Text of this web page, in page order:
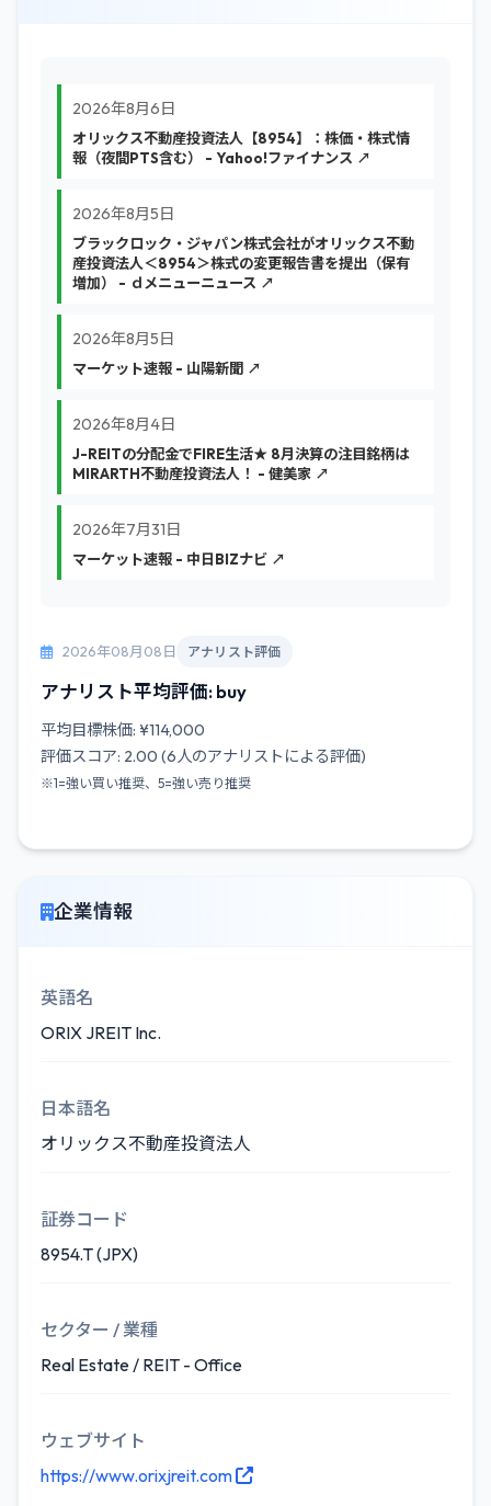
2026年8月6日
オリックス不動産投資法人【8954】：株価・株式情
報（夜間PTS含む） - Yahoo!ファイナンス ↗
2026年8月5日
ブラックロック・ジャパン株式会社がオリックス不動
産投資法人＜8954＞株式の変更報告書を提出（保有
増加） - ｄメニューニュース ↗
2026年8月5日
マーケット速報 - 山陽新聞 ↗
2026年8月4日
J-REITの分配金でFIRE生活★ 8月決算の注目銘柄は
MIRARTH不動産投資法人！ - 健美家 ↗
2026年7月31日
マーケット速報 - 中日BIZナビ ↗
2026年08月08日 アナリスト評価
アナリスト平均評価: buy
平均目標株価: ¥114,000
評価スコア: 2.00 (6人のアナリストによる評価)
※1=強い買い推奨、5=強い売り推奨
企業情報
英語名
ORIX JREIT Inc.
日本語名
オリックス不動産投資法人
証券コード
8954.T (JPX)
セクター / 業種
Real Estate / REIT - Office
ウェブサイト
https://www.orixjreit.com